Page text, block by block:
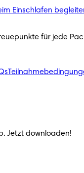
Einschlafen
für jede
Jetzt downloaden!